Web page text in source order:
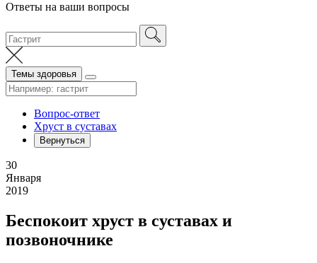
Ответы на ваши вопросы
Темы здоровья
Вопрос-ответ
Хруст в суставах
Вернуться
30
Января
2019
Беспокоит хруст в суставах и
позвоночнике